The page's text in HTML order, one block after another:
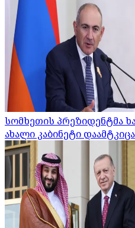
სომხეთის პრეზიდენტმა
ახალი კაბინეტი დაამტკიცა